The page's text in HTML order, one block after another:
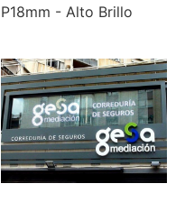
P18mm - Alto Brillo